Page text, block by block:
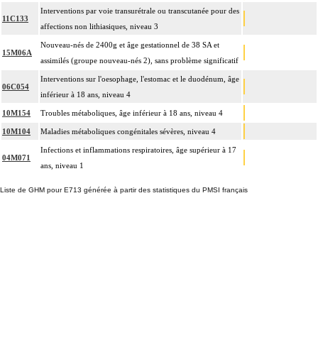
11C133
Interventions par voie transurétrale ou transcutanée pour des
affections non lithiasiques, niveau 3
15M06A
Nouveau-nés de 2400g et âge gestationnel de 38 SA et
assimilés (groupe nouveau-nés 2), sans problème significatif
06C054
Interventions sur l'oesophage, l'estomac et le duodénum, âge
inférieur à 18 ans, niveau 4
10M154 Troubles métaboliques, âge inférieur à 18 ans, niveau 4
10M104 Maladies métaboliques congénitales sévères, niveau 4
04M071
Infections et inflammations respiratoires, âge supérieur à 17
ans, niveau 1
Liste de GHM pour E713 générée à partir des statistiques du PMSI français